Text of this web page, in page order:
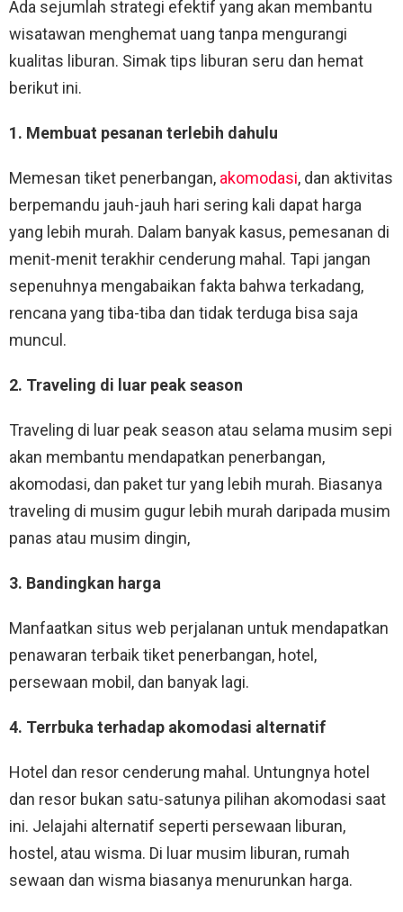
Ada sejumlah strategi efektif yang akan membantu
wisatawan menghemat uang tanpa mengurangi
kualitas liburan. Simak tips liburan seru dan hemat
berikut ini.
1. Membuat pesanan terlebih dahulu
Memesan tiket penerbangan, akomodasi, dan aktivitas
berpemandu jauh-jauh hari sering kali dapat harga
yang lebih murah. Dalam banyak kasus, pemesanan di
menit-menit terakhir cenderung mahal. Tapi jangan
sepenuhnya mengabaikan fakta bahwa terkadang,
rencana yang tiba-tiba dan tidak terduga bisa saja
muncul.
2. Traveling di luar peak season
Traveling di luar peak season atau selama musim sepi
akan membantu mendapatkan penerbangan,
akomodasi, dan paket tur yang lebih murah. Biasanya
traveling di musim gugur lebih murah daripada musim
panas atau musim dingin,
3. Bandingkan harga
Manfaatkan situs web perjalanan untuk mendapatkan
penawaran terbaik tiket penerbangan, hotel,
persewaan mobil, dan banyak lagi.
4. Terrbuka terhadap akomodasi alternatif
Hotel dan resor cenderung mahal. Untungnya hotel
dan resor bukan satu-satunya pilihan akomodasi saat
ini. Jelajahi alternatif seperti persewaan liburan,
hostel, atau wisma. Di luar musim liburan, rumah
sewaan dan wisma biasanya menurunkan harga.